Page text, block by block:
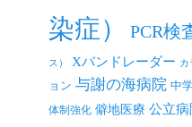
染症）
PCR検
ス） Xバンドレーダー カ
ョン 与謝の海病院 中
体制強化 僻地医療 公立